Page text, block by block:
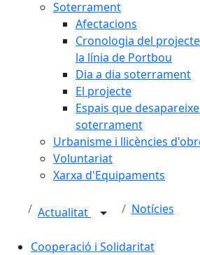
Soterrament
Afectacions
Cronologia del
la línia de Portbou
Dia a dia soterrament
El projecte
Espais que
soterrament
Urbanisme i llicències
Voluntariat
Xarxa d'Equipaments
Actualitat Notícies
Cooperació i Solidaritat